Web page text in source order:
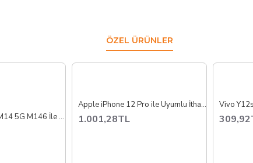
ÖZEL ÜRÜNLER
Samsung Galaxy M14 5G M146 İle Uyumlu Yan Ses Film Volume Flex İthal
Apple iPhone 12 Pro ile Uyumlu İthal Pil Batarya
1.001,28TL